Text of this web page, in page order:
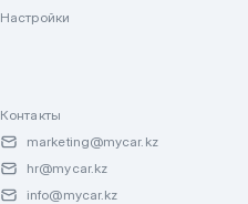
Настройки
Контакты
marketing@mycar.kz
hr@mycar.kz
info@mycar.kz